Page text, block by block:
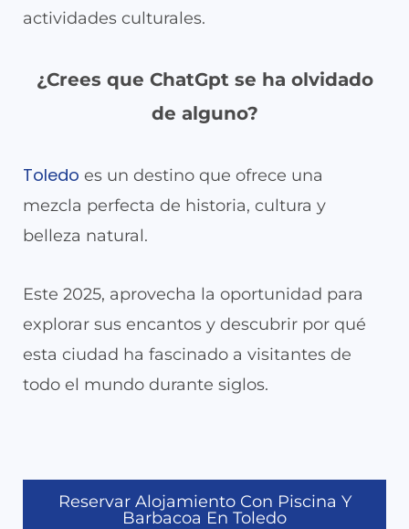
actividades culturales.
¿Crees que ChatGpt se ha olvidado
de alguno?
Toledo es un destino que ofrece una
mezcla perfecta de historia, cultura y
belleza natural.
Este 2025, aprovecha la oportunidad para
explorar sus encantos y descubrir por qué
esta ciudad ha fascinado a visitantes de
todo el mundo durante siglos.
Reservar Alojamiento Con Piscina Y
Barbacoa En Toledo